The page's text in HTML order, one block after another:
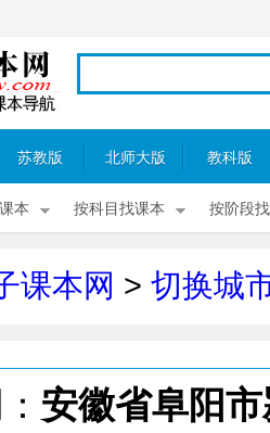
苏教版 北师大版 教科版
本 按科目找课本 按阶段
课本网 > 切换城
安徽省阜阳